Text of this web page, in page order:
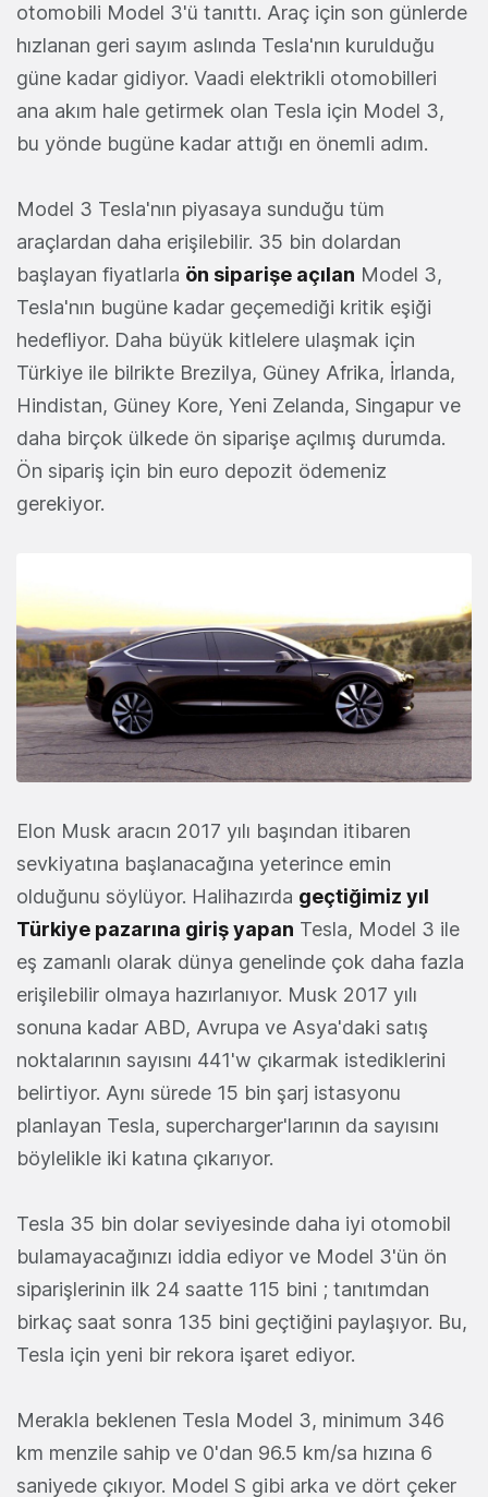
otomobili Model 3'ü tanıttı. Araç için son günlerde
hızlanan geri sayım aslında Tesla'nın kurulduğu
güne kadar gidiyor. Vaadi elektrikli otomobilleri
ana akım hale getirmek olan Tesla için Model 3,
bu yönde bugüne kadar attığı en önemli adım.
Model 3 Tesla'nın piyasaya sunduğu tüm
araçlardan daha erişilebilir. 35 bin dolardan
başlayan fiyatlarla ön siparişe açılan Model 3,
Tesla'nın bugüne kadar geçemediği kritik eşiği
hedefliyor. Daha büyük kitlelere ulaşmak için
Türkiye ile bilrikte Brezilya, Güney Afrika, İrlanda,
Hindistan, Güney Kore, Yeni Zelanda, Singapur ve
daha birçok ülkede ön siparişe açılmış durumda.
Ön sipariş için bin euro depozit ödemeniz
gerekiyor.
Elon Musk aracın 2017 yılı başından itibaren
sevkiyatına başlanacağına yeterince emin
olduğunu söylüyor. Halihazırda geçtiğimiz yıl
Türkiye pazarına giriş yapan Tesla, Model 3 ile
eş zamanlı olarak dünya genelinde çok daha fazla
erişilebilir olmaya hazırlanıyor. Musk 2017 yılı
sonuna kadar ABD, Avrupa ve Asya'daki satış
noktalarının sayısını 441'w çıkarmak istediklerini
belirtiyor. Aynı sürede 15 bin şarj istasyonu
planlayan Tesla, supercharger'larının da sayısını
böylelikle iki katına çıkarıyor.
Tesla 35 bin dolar seviyesinde daha iyi otomobil
bulamayacağınızı iddia ediyor ve Model 3'ün ön
siparişlerinin ilk 24 saatte 115 bini ; tanıtımdan
birkaç saat sonra 135 bini geçtiğini paylaşıyor. Bu,
Tesla için yeni bir rekora işaret ediyor.
Merakla beklenen Tesla Model 3, minimum 346
km menzile sahip ve 0'dan 96.5 km/sa hızına 6
saniyede çıkıyor. Model S gibi arka ve dört çeker